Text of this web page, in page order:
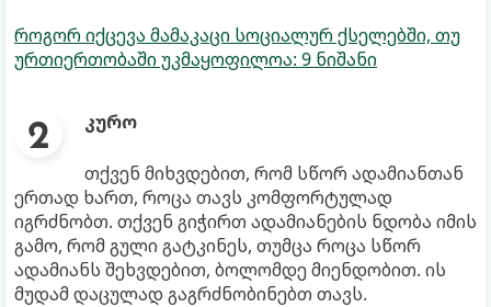
როგორ იქცევა მამაკაცი სოციალურ ქსელებში, თუ
ურთიერთობაში უკმაყოფილოა: 9 ნიშანი
კურო
თქვენ მიხვდებით, რომ სწორ ადამიანთან
ერთად ხართ, როცა თავს კომფორტულად
იგრძნობთ. თქვენ გიჭირთ ადამიანების ნდობა იმის
გამო, რომ გული გატკინეს, თუმცა როცა სწორ
ადამიანს შეხვდებით, ბოლომდე მიენდობით. ის
მუდამ დაცულად გაგრძნობინებთ თავს.